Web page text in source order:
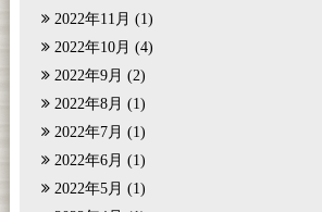
2022年11月 (1)
2022年10月 (4)
2022年9月 (2)
2022年8月 (1)
2022年7月 (1)
2022年6月 (1)
2022年5月 (1)